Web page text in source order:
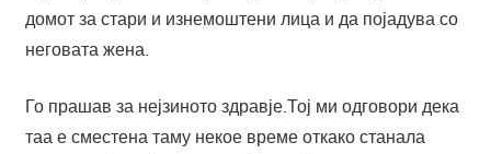
домот за стари и изнемоштени лица и да појадува со
неговата жена.
Го прашав за нејзиното здравје.Тој ми одговори дека
таа е сместена таму некое време откако станала